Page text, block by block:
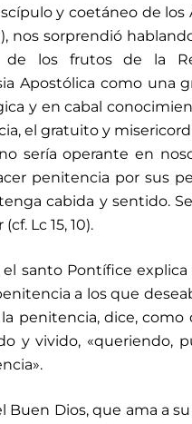
y coetáneo de los
nos sorprendió
los frutos de la
Apostólica como una
y en cabal
el gratuito y
sería operante en
penitencia por sus
cabida y sentido.
Lc 15, 10).
santo Pontífice
a los que
penitencia, dice,
y vivido, «queriendo,
Buen Dios, que ama a